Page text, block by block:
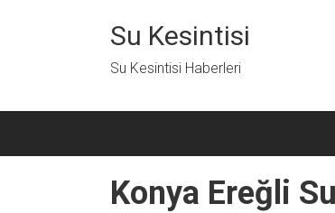
Su Kesintisi
Su Kesintisi Haberleri
Konya Ereğli